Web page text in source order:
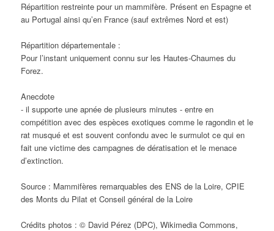
Répartition restreinte pour un mammifère. Présent en Espagne et
au Portugal ainsi qu’en France (sauf extrêmes Nord et est)
Répartition départementale :
Pour l’instant uniquement connu sur les Hautes-Chaumes du
Forez.
Anecdote
- il supporte une apnée de plusieurs minutes - entre en
compétition avec des espèces exotiques comme le ragondin et le
rat musqué et est souvent confondu avec le surmulot ce qui en
fait une victime des campagnes de dératisation et le menace
d’extinction.
Source : Mammifères remarquables des ENS de la Loire, CPIE
des Monts du Pilat et Conseil général de la Loire
Crédits photos : © David Pérez (DPC), Wikimedia Commons,